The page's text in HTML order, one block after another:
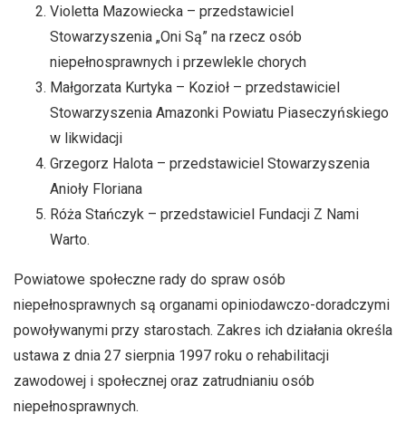
Odnośniki
format_underlined
Podkreślanie odnośników
font_download
cached accessibility
Violetta Mazowiecka – przedstawiciel
Stowarzyszenia „Oni Są” na rzecz osób
niepełnosprawnych i przewlekle chorych
Małgorzata Kurtyka – Kozioł – przedstawiciel
Stowarzyszenia Amazonki Powiatu Piaseczyńskiego
w likwidacji
Grzegorz Halota – przedstawiciel Stowarzyszenia
Anioły Floriana
Róża Stańczyk – przedstawiciel Fundacji Z Nami
Warto.
Powiatowe społeczne rady do spraw osób
niepełnosprawnych są organami opiniodawczo-doradczymi
powoływanymi przy starostach. Zakres ich działania określa
ustawa z dnia 27 sierpnia 1997 roku o rehabilitacji
zawodowej i społecznej oraz zatrudnianiu osób
niepełnosprawnych.